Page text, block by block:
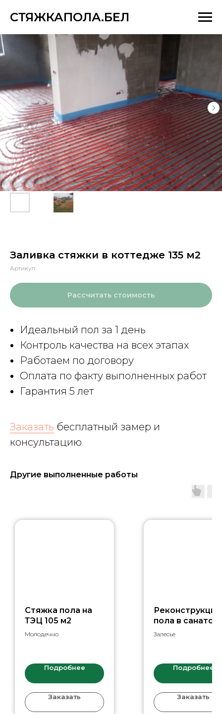
СТЯЖКАПОЛА.БЕЛ
Заливка стяжки в коттедже 135 м2
Артикул:
Рассчитать стоимость
Идеальный пол за 1 день
Контроль качества на всех этапах
Работаем по договору
Оплата по факту выполненных работ
Гарантия 5 лет
Заказать бесплатный замер и
консультацию
Другие выполненные работы
Стяжка пола на
ТЭЦ 105 м2
Молодечно
Подробнее
Заказать
Реконструкция
пола в
5350 м2
Залесье
Подробнее
Заказать